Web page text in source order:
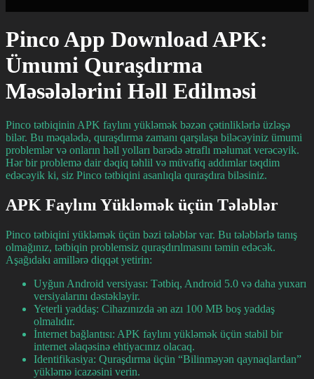
Pinco App Download APK:
Ümumi Quraşdırma
Məsələlərini Həll Edilməsi
Pinco tətbiqinin APK faylını yükləmək bəzən çətinliklərlə üzləşə
bilər. Bu məqalədə, quraşdırma zamanı qarşılaşa biləcəyiniz ümumi
problemlər və onların həll yolları barədə ətraflı məlumat verəcəyik.
Hər bir problemə dair dəqiq təhlil və müvafiq addımlar təqdim
edəcəyik ki, siz Pinco tətbiqini asanlıqla quraşdıra biləsiniz.
APK Faylını Yükləmək üçün Tələblər
Pinco tətbiqini yükləmək üçün bəzi tələblər var. Bu tələblərlə tanış
olmağınız, tətbiqin problemsiz quraşdırılmasını təmin edəcək.
Aşağıdakı amillərə diqqət yetirin:
Uyğun Android versiyası: Tətbiq, Android 5.0 və daha yuxarı
versiyalarını dəstəkləyir.
Yeterli yaddaş: Cihazınızda ən azı 100 MB boş yaddaş
olmalıdır.
İnternet bağlantısı: APK faylını yükləmək üçün stabil bir
internet əlaqəsinə ehtiyacınız olacaq.
Identifikasiya: Quraşdırma üçün “Bilinməyən qaynaqlardan”
yükləmə icazəsini verin.